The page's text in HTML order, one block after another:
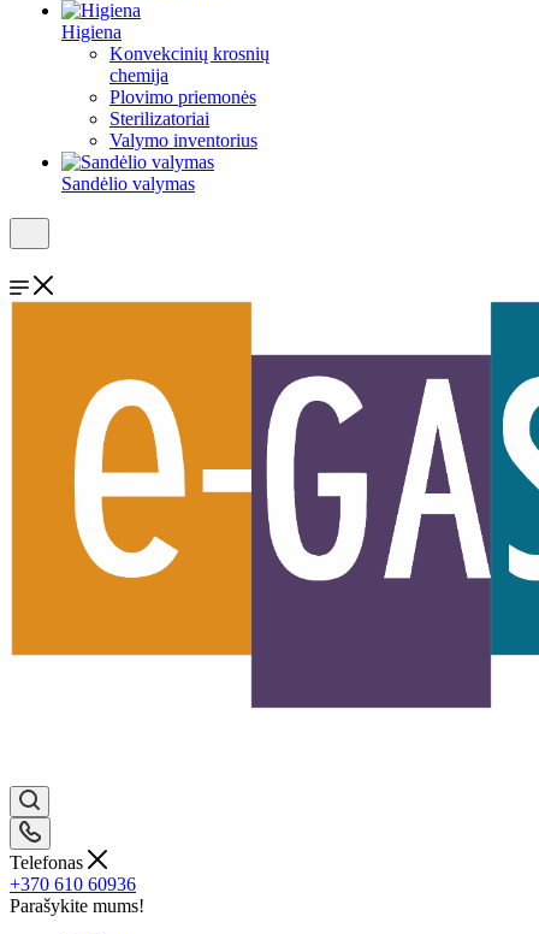
Higiena
Konvekcinių krosnių
chemija
Plovimo priemonės
Sterilizatoriai
Valymo inventorius
Sandėlio valymas
Telefonas
+370 610 60936
Parašykite mums!